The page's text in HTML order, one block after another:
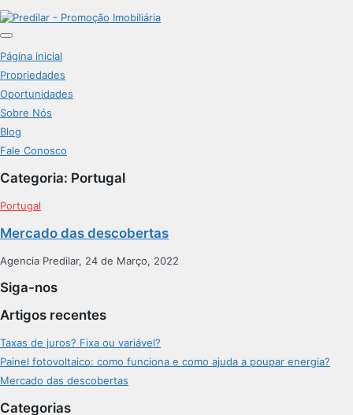
Página inicial
Propriedades
Oportunidades
Sobre Nós
Blog
Fale Conosco
Categoria: Portugal
Portugal
Mercado das descobertas
Agencia Predilar, 24 de Março, 2022
Siga-nos
Artigos recentes
Taxas de juros? Fixa ou variável?
Painel fotovoltaico: como funciona e como ajuda a poupar energia?
Mercado das descobertas
Categorias